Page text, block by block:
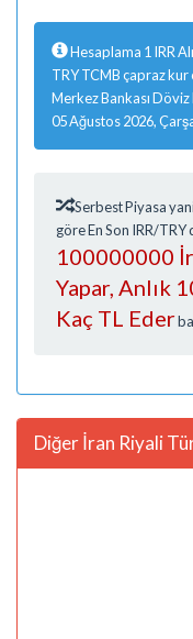
Hesaplama 1 IRR
TRY TCMB çapraz kur
Merkez Bankası Döviz
05 Ağustos 2026,
Serbest Piyasa
göre En Son IRR/
100000000
Yapar, Anlık
Kaç TL Eder
Diğer İran Riyali